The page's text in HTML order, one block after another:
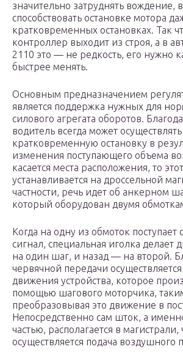
значительно затруднять вождение,
способствовать остановке мотора
кратковременных остановках. Так
контроллер выходит из строя, а в
2110 это — не редкость, его нужно
быстрее менять.
Основным предназначением
является поддержка нужных для
силового агрегата оборотов.
водитель всегда может осуществлять
кратковременную остановку в
изменения поступающего объема
касается места расположения, то
устанавливается на дроссельной
частности, речь идет об анкерном
который оборудован двумя
Когда на одну из обмоток поступает
сигнал, специальная иголка делает
на один шаг, и назад — на второй.
червячной передачи
движения устройства, которое
помощью шагового моторчика,
преобразовывая это движение в
Непосредственно сам шток, а
частью, располагается в
осуществляется подача воздушного